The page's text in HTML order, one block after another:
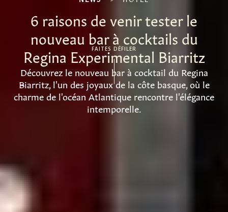
6 raisons de venir tester le
nouveau bar à cocktails du
Regina Experimental Biarritz
Découvrez le nouveau bar à cocktail du Regina
Biarritz, l'un des joyaux de la côte basque, où le
charme de l'océan Atlantique rencontre l'élégance
intemporelle.
FAITES DÉFILER